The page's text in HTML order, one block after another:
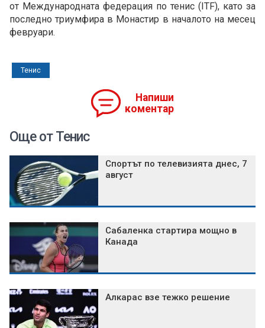
от Международната федерация по тенис (ITF), като за
последно триумфира в Монастир в началото на месец
февруари.
Тенис
Напиши
коментар
Още от Тенис
Спортът по телевизията днес, 7
август
Сабаленка стартира мощно в
Канада
Алкарас взе тежко решение